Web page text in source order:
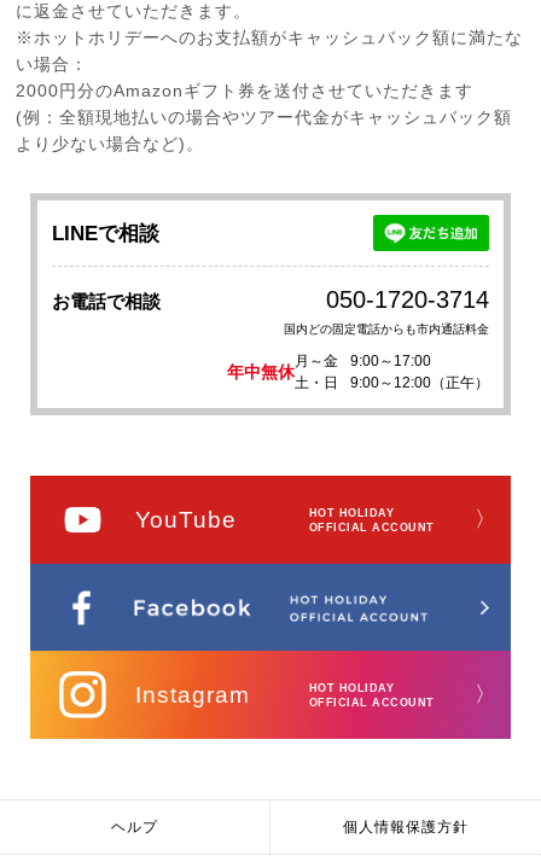
に返金させていただきます。
※ホットホリデーへのお支払額がキャッシュバック額に満たな
い場合：
2000円分のAmazonギフト券を送付させていただきます
(例：全額現地払いの場合やツアー代金がキャッシュバック額
より少ない場合など)。
LINEで相談
お電話で相談 050-1720-3714
国内どの固定電話からも市内通話料金
年中無休
月～金
9:00～17:00
土・日
9:00～12:00（正午）
YouTube
HOT HOLIDAY
OFFICIAL ACCOUNT
〉
Instagram
HOT HOLIDAY
OFFICIAL ACCOUNT
〉
ヘルプ 個人情報保護方針